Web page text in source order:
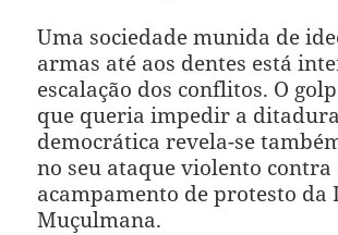
Uma sociedade munida de
armas até aos dentes está
escalação dos conflitos. O
que queria impedir a
democrática revela-se
no seu ataque violento contra
acampamento de protesto da
Muçulmana.